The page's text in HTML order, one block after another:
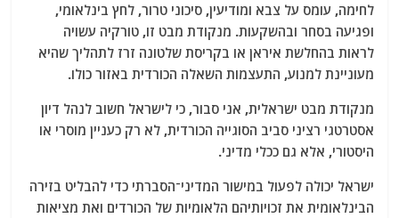
לחימה, עומס על צבא ומודיעין, סיכוני טרור, לחץ בינלאומי,
ופגיעה בסחר ובהשקעות. מנקודת מבט זו, טורקיה עשויה
לראות בהחלשת איראן או בקריסת שלטונה זרז לתהליך שהיא
מעוניינת למנוע, התעצמות השאלה הכורדית באזור כולו.
מנקודת מבט ישראלית, אני סבור, כי לישראל חשוב לנהל דיון
אסטרטגי רציני סביב הסוגייה הכורדית, לא רק כעניין מוסרי או
היסטורי, אלא גם ככלי מדיני.
ישראל יכולה לפעול במישור המדיני־הסברתי כדי להבליט בזירה
הבינלאומית את זכויותיהם הלאומיות של הכורדים ואת מציאות